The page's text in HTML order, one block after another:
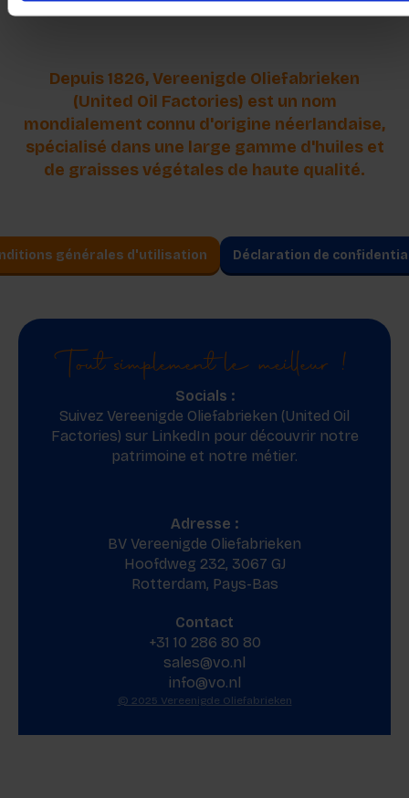
Depuis 1826, Vereenigde Oliefabrieken
(United Oil Factories) est un nom
mondialement connu d'origine néerlandaise,
spécialisé dans une large gamme d'huiles et
de graisses végétales de haute qualité.
générales d'utilisation Déclaration de
Tout simplement le meilleur !
Socials :
Suivez Vereenigde Oliefabrieken (United Oil
Factories) sur LinkedIn pour découvrir notre
patrimoine et notre métier.
Adresse :
BV Vereenigde Oliefabrieken
Hoofdweg 232, 3067 GJ
Rotterdam, Pays-Bas
Contact
+31 10 286 80 80
sales@vo.nl
info@vo.nl
© 2025 Vereenigde Oliefabrieken